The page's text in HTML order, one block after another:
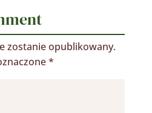
zostanie opublikowany.
*